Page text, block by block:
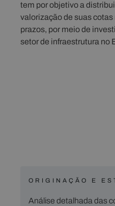
tem por objetivo a
valorização de suas
prazos, por meio de
setor de infraestrutura no
ORIGINAÇÃO E
Análise detalhada das